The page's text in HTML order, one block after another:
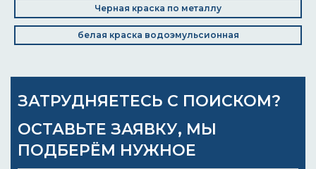
Черная краска по металлу
белая краска водоэмульсионная
ЗАТРУДНЯЕТЕСЬ С ПОИСКОМ?
ОСТАВЬТЕ ЗАЯВКУ, МЫ
ПОДБЕРЁМ НУЖНОЕ